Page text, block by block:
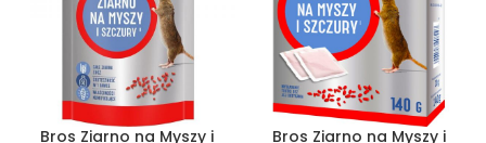
Bros Ziarno na Myszy i
Bros Ziarno na Myszy i